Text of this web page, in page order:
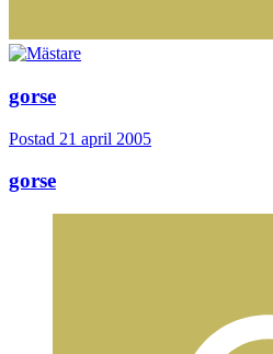
gorse
Postad 21 april 2005
gorse